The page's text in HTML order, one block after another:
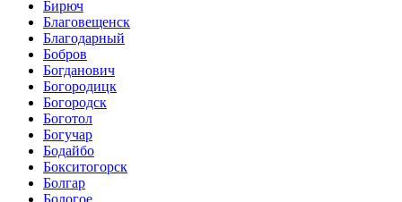
Бирюч
Благовещенск
Благодарный
Бобров
Богданович
Богородицк
Богородск
Боготол
Богучар
Бодайбо
Бокситогорск
Болгар
Бологое